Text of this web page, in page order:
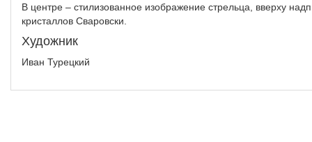
В центре – стилизованное изображение стрельца, вверху
кристаллов Сваровски.
Художник
Иван Турецкий